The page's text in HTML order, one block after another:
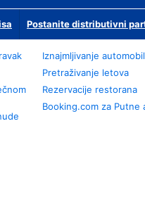
Postanite distributivni
Iznajmljivanje
Pretraživanje letova
Rezervacije restorana
Booking.com za Putne